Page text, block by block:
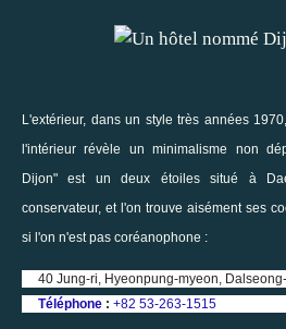
L'extérieur, dans un style très années
l'intérieur révèle un minimalisme non
Dijon" est un deux étoiles situé à
conservateur, et l'on trouve aisément ses
si l'on n'est pas coréanophone :
40 Jung-ri, Hyeonpung-myeon,
Téléphone : +82 53-263-1515